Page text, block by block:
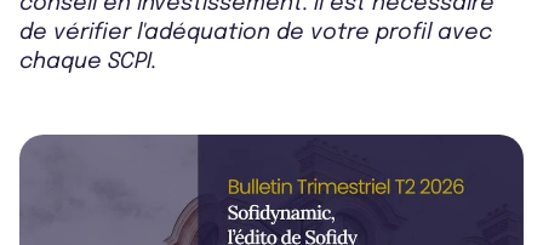
de vérifier l'adéquation de votre profil avec
chaque SCPI.